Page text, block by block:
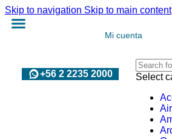
Skip to navigation Skip to main content
Mi cuenta
+56 2 2235 2000
Select